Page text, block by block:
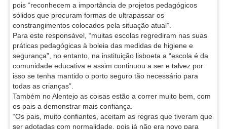
pois “reconhecem a importância de projetos pedagógicos
sólidos que procuram formas de ultrapassar os
constrangimentos colocados pela situação atual”.
Para este responsável, “muitas escolas regrediram nas suas
práticas pedagógicas à boleia das medidas de higiene e
segurança”, no entanto, na instituição lisboeta a “escola é da
comunidade educativa e assim continuou a ser e talvez por
isso se tenha mantido o porto seguro tão necessário para
todas as crianças”.
Também no Alentejo as coisas estão a correr muito bem, com
os pais a demonstrar mais confiança.
“Os pais, muito confiantes, aceitam as regras que tiveram que
ser adotadas com normalidade, pois já não era novo para